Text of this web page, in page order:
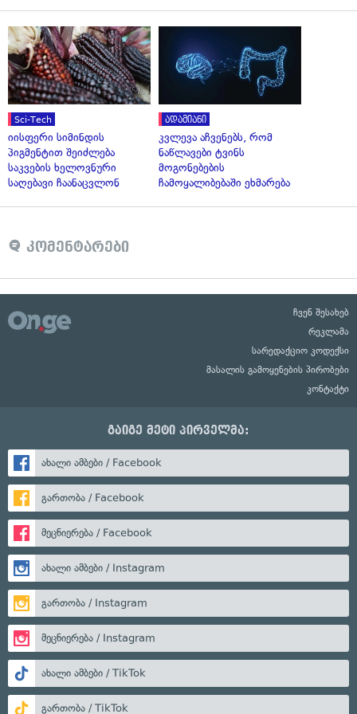
Sci-Tech
იისფერი სიმინდის
პიგმენტით შეიძლება
საკვების ხელოვნური
საღებავი ჩაანაცვლონ
ადამიანი
კვლევა აჩვენებს, რომ
ნაწლავები ტვინს
მოგონებების
ჩამოყალიბებაში ეხმარება
კომენტარები
ჩვენ შესახებ
რეკლამა
სარედაქციო კოდექსი
მასალის გამოყენების პირობები
კონტაქტი
გაიგე მეტი პირველმა:
ახალი ამბები / Facebook
გართობა / Facebook
მეცნიერება / Facebook
ახალი ამბები / Instagram
გართობა / Instagram
მეცნიერება / Instagram
ახალი ამბები / TikTok
გართობა / TikTok